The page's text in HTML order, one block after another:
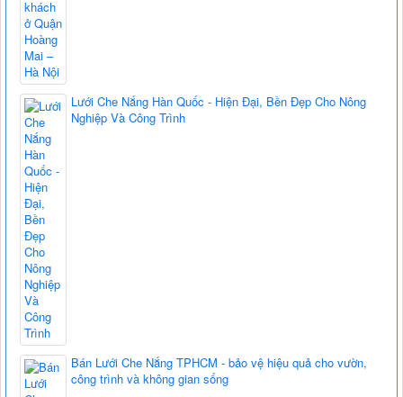
Lưới Che Nắng Hàn Quốc - Hiện Đại, Bền Đẹp Cho Nông
Nghiệp Và Công Trình
Bán Lưới Che Nắng TPHCM - bảo vệ hiệu quả cho vườn,
công trình và không gian sống